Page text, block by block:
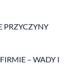
PRZYCZYNY
– WADY I